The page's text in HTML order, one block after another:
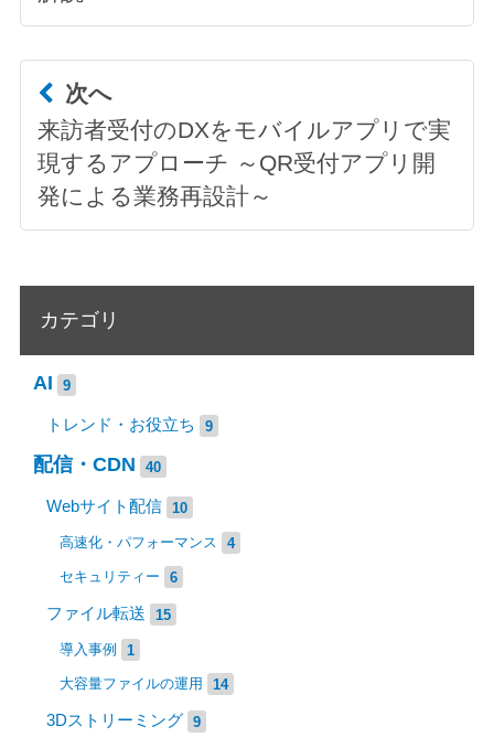
次へ
来訪者受付のDXをモバイルアプリで実
現するアプローチ ～QR受付アプリ開
発による業務再設計～
カテゴリ
AI 9
トレンド・お役立ち 9
配信・CDN 40
Webサイト配信 10
高速化・パフォーマンス 4
セキュリティー 6
ファイル転送 15
導入事例 1
大容量ファイルの運用 14
3Dストリーミング 9